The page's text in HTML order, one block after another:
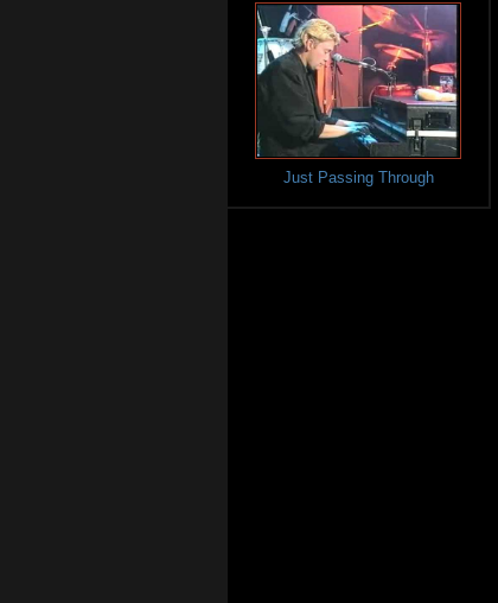
Just Passing Through